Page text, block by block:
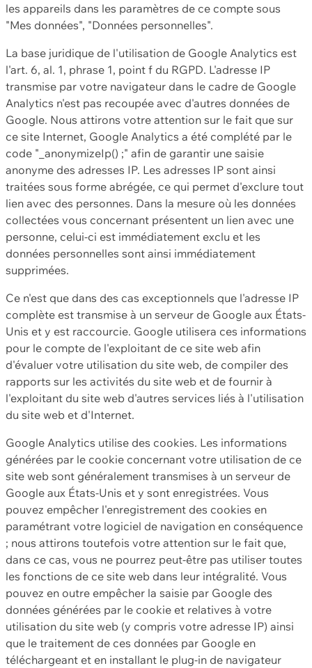
les appareils dans les paramètres de ce compte sous
"Mes données", "Données personnelles".
La base juridique de l'utilisation de Google Analytics est
l'art. 6, al. 1, phrase 1, point f du RGPD. L'adresse IP
transmise par votre navigateur dans le cadre de Google
Analytics n'est pas recoupée avec d'autres données de
Google. Nous attirons votre attention sur le fait que sur
ce site Internet, Google Analytics a été complété par le
code "_anonymizeIp() ;" afin de garantir une saisie
anonyme des adresses IP. Les adresses IP sont ainsi
traitées sous forme abrégée, ce qui permet d'exclure tout
lien avec des personnes. Dans la mesure où les données
collectées vous concernant présentent un lien avec une
personne, celui-ci est immédiatement exclu et les
données personnelles sont ainsi immédiatement
supprimées.
Ce n'est que dans des cas exceptionnels que l'adresse IP
complète est transmise à un serveur de Google aux États-
Unis et y est raccourcie. Google utilisera ces informations
pour le compte de l'exploitant de ce site web afin
d'évaluer votre utilisation du site web, de compiler des
rapports sur les activités du site web et de fournir à
l'exploitant du site web d'autres services liés à l'utilisation
du site web et d'Internet.
Google Analytics utilise des cookies. Les informations
générées par le cookie concernant votre utilisation de ce
site web sont généralement transmises à un serveur de
Google aux États-Unis et y sont enregistrées. Vous
pouvez empêcher l'enregistrement des cookies en
paramétrant votre logiciel de navigation en conséquence
; nous attirons toutefois votre attention sur le fait que,
dans ce cas, vous ne pourrez peut-être pas utiliser toutes
les fonctions de ce site web dans leur intégralité. Vous
pouvez en outre empêcher la saisie par Google des
données générées par le cookie et relatives à votre
utilisation du site web (y compris votre adresse IP) ainsi
que le traitement de ces données par Google en
téléchargeant et en installant le plug-in de navigateur